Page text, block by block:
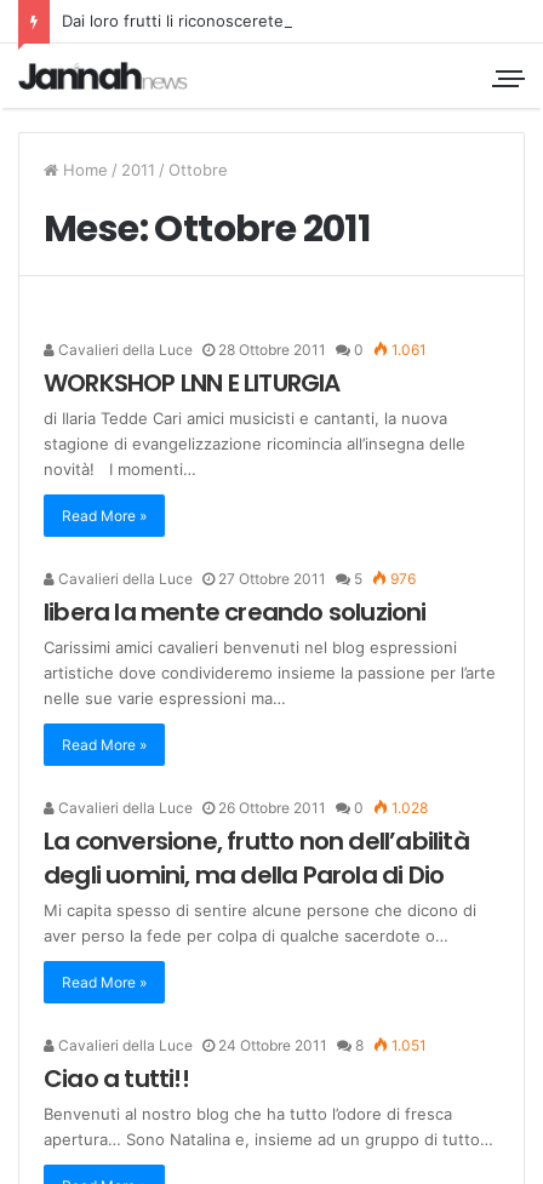
Dai loro frutti li riconoscerete
Home / 2011 / Ottobre
Mese:Ottobre 2011
Cavalieri della Luce 28 Ottobre 2011 0 1.061
WORKSHOP LNN E LITURGIA
di Ilaria Tedde Cari amici musicisti e cantanti, la nuova
stagione di evangelizzazione ricomincia all’insegna delle
novità! I momenti…
Read More »
Cavalieri della Luce 27 Ottobre 2011 5 976
libera la mente creando soluzioni
Carissimi amici cavalieri benvenuti nel blog espressioni
artistiche dove condivideremo insieme la passione per l’arte
nelle sue varie espressioni ma…
Read More »
Cavalieri della Luce 26 Ottobre 2011 0 1.028
La conversione, frutto non dell’abilità
degli uomini, ma della Parola di Dio
Mi capita spesso di sentire alcune persone che dicono di
aver perso la fede per colpa di qualche sacerdote o…
Read More »
Cavalieri della Luce 24 Ottobre 2011 8 1.051
Ciao a tutti!!
Benvenuti al nostro blog che ha tutto l’odore di fresca
apertura… Sono Natalina e, insieme ad un gruppo di tutto…